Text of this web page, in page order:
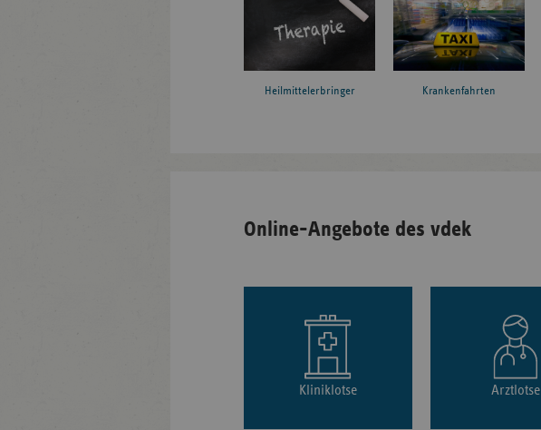
Heilmittelerbringer Krankenfahrten
Online-Angebote des vdek
Kliniklotse Arztlotse